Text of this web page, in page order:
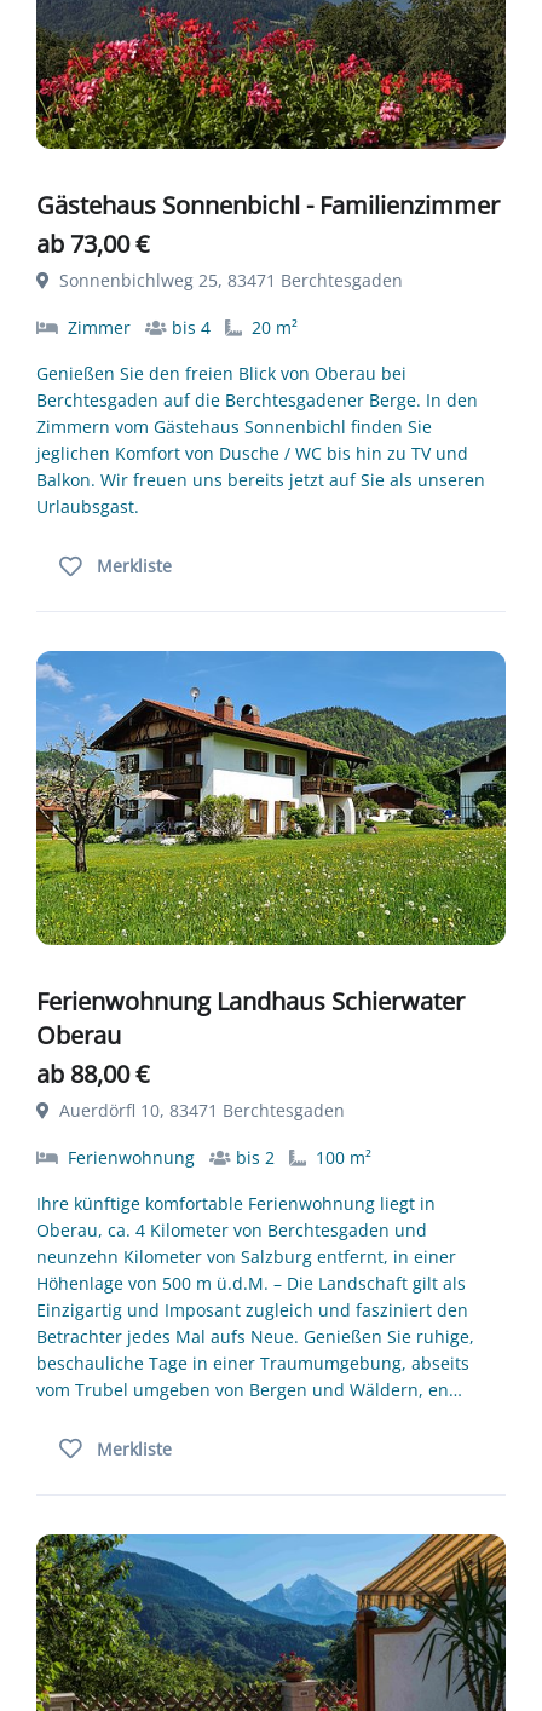
Gästehaus Sonnenbichl - Familienzimmer
ab 73,00 €
Sonnenbichlweg 25, 83471 Berchtesgaden
Zimmer bis 4
20 m²
Genießen Sie den freien Blick von Oberau bei
Berchtesgaden auf die Berchtesgadener Berge. In den
Zimmern vom Gästehaus Sonnenbichl finden Sie
jeglichen Komfort von Dusche / WC bis hin zu TV und
Balkon. Wir freuen uns bereits jetzt auf Sie als unseren
Urlaubsgast.
Merkliste
Ferienwohnung Landhaus Schierwater
Oberau
ab 88,00 €
Auerdörfl 10, 83471 Berchtesgaden
Ferienwohnung bis 2
100 m²
Ihre künftige komfortable Ferienwohnung liegt in
Oberau, ca. 4 Kilometer von Berchtesgaden und
neunzehn Kilometer von Salzburg entfernt, in einer
Höhenlage von 500 m ü.d.M. – Die Landschaft gilt als
Einzigartig und Imposant zugleich und fasziniert den
Betrachter jedes Mal aufs Neue. Genießen Sie ruhige,
beschauliche Tage in einer Traumumgebung, abseits
vom Trubel umgeben von Bergen und Wäldern, en…
Merkliste